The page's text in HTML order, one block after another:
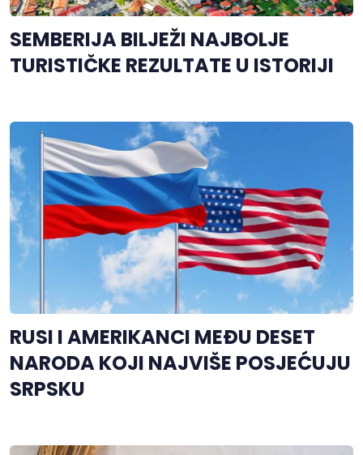
SEMBERIJA BILJEŽI NAJBOLJE
TURISTIČKE REZULTATE U ISTORIJI
RUSI I AMERIKANCI MEĐU DESET
NARODA KOJI NAJVIŠE POSJEĆUJU
SRPSKU